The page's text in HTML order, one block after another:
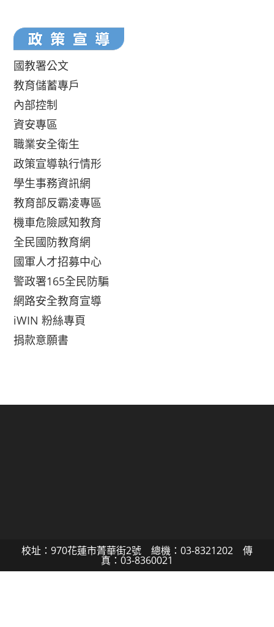
國教署公文
教育儲蓄專戶
內部控制
資安專區
職業安全衛生
政策宣導執行情形
學生事務資訊網
教育部反霸凌專區
機車危險感知教育
全民國防教育網
國軍人才招募中心
警政署165全民防騙
網路安全教育宣導
iWIN 粉絲專頁
捐款意願書
校址：970花蓮市菁華街2號 總機：03-8321202 傳
真：03-8360021